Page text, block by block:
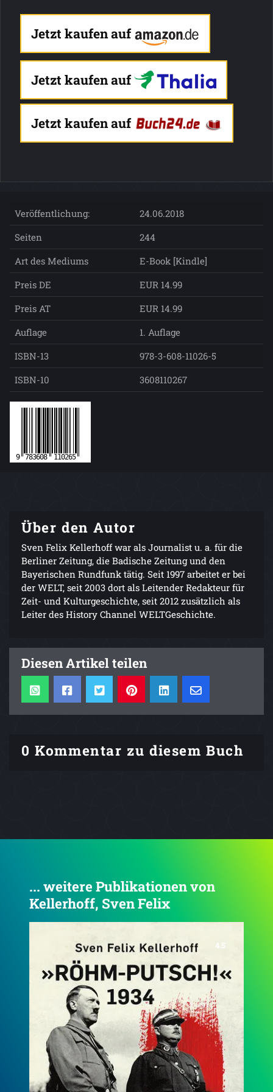
Jetzt kaufen auf
Jetzt kaufen auf
Jetzt kaufen auf
Veröffentlichung:
24.06.2018
Seiten
244
Art des Mediums
E-Book [Kindle]
Preis DE
EUR 14.99
Preis AT
EUR 14.99
Auflage
1. Auflage
ISBN-13
978-3-608-11026-5
ISBN-10
3608110267
Über den Autor
Sven Felix Kellerhoff war als Journalist u. a. für die
Berliner Zeitung, die Badische Zeitung und den
Bayerischen Rundfunk tätig. Seit 1997 arbeitet er bei
der WELT, seit 2003 dort als Leitender Redakteur für
Zeit- und Kulturgeschichte, seit 2012 zusätzlich als
Leiter des History Channel WELTGeschichte.
Diesen Artikel teilen
0 Kommentar zu diesem Buch
... weitere Publikationen von
Kellerhoff, Sven Felix
4.5